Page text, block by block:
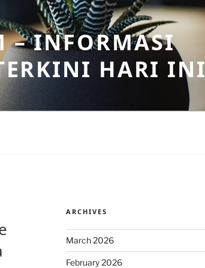
– INFORMASI
HARI INI
ARCHIVES
March 2026
February 2026